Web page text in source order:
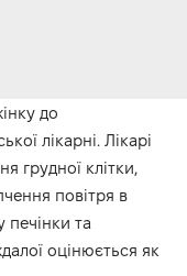
до
лікарні. Лікарі
грудної клітки,
повітря в
печінки та
оцінюється як